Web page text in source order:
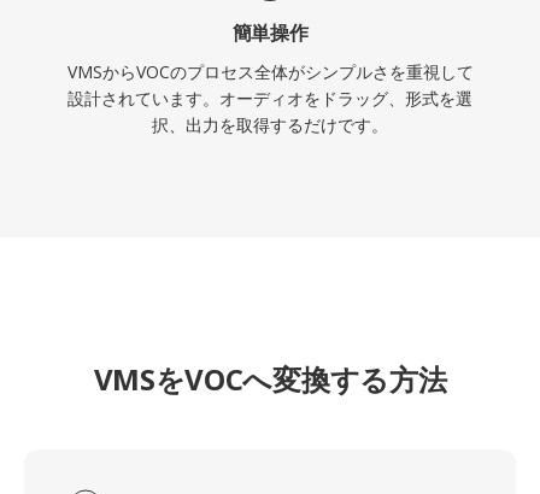
簡単操作
VMSからVOCのプロセス全体がシンプルさを重視して
設計されています。オーディオをドラッグ、形式を選
択、出力を取得するだけです。
VMSをVOCへ変換する方法